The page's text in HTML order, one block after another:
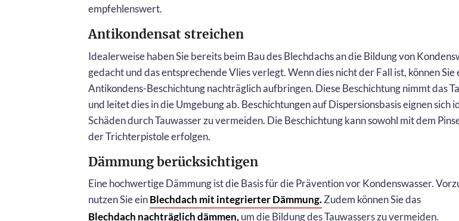
empfehlenswert.
Antikondensat streichen
Idealerweise haben Sie bereits beim Bau des Blechdachs an die Bildung von
gedacht und das entsprechende Vlies verlegt. Wenn dies nicht der Fall ist, können Sie
Antikondens-Beschichtung nachträglich aufbringen. Diese Beschichtung nimmt das
und leitet dies in die Umgebung ab. Beschichtungen auf Dispersionsbasis eignen sich
Schäden durch Tauwasser zu vermeiden. Die Beschichtung kann sowohl mit dem
der Trichterpistole erfolgen.
Dämmung berücksichtigen
Eine hochwertige Dämmung ist die Basis für die Prävention vor Kondenswasser.
nutzen Sie einBlechdach mit integrierter Dämmung.Zudem können Sie das
Blechdach nachträglich dämmen,um die Bildung des Tauwassers zu vermeiden.